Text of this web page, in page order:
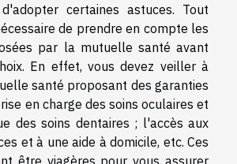
certaines astuces. Tout
de prendre en compte les
par la mutuelle santé avant
En effet, vous devez veiller à
santé proposant des garanties
en charge des soins oculaires et
des soins dentaires ; l'accès aux
et à une aide à domicile, etc. Ces
être viagères pour vous assurer